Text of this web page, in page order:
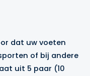
dat uw voeten
of bij andere
uit 5 paar (10